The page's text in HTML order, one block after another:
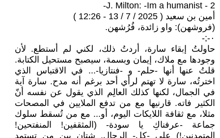
2 - J. Milton: -Im a humanist-
أمين بن سعيد ( 2025 / 7 / 13 - 12:26 )
(فروشهن): واو زائدة، فُرُشهن.
٠-;-
حاولتُ إبقاء سارة، أردتُ ذلك، لكني لم أستطع. لأن
وجودها مع ملاك، إيمان وبسمة، سيصبح مستحيل الكتابة.
قلتُ عنها أنها -حلم- و -فنتازيا-... في الاقتباس الذي
اخترتُه، سارة لا تهتم لرأي أحد برغم أنه مدح. سارة آية
في الجمال، لكنها كذلك العالِم الذي يقول عن نفسه أنّ
الكثير فاته. قارنيها مع من تدفع الملايين في المصحات
مثلا، مع ثقافة اللايكات اليوم، أو... مع من تُسقط سلوك
جماعة -عرفناكِ يا سودة- (المثقفين! المنفتحين!
المتمدنين!) على -كل- الرجال. شتان بين من تستمد